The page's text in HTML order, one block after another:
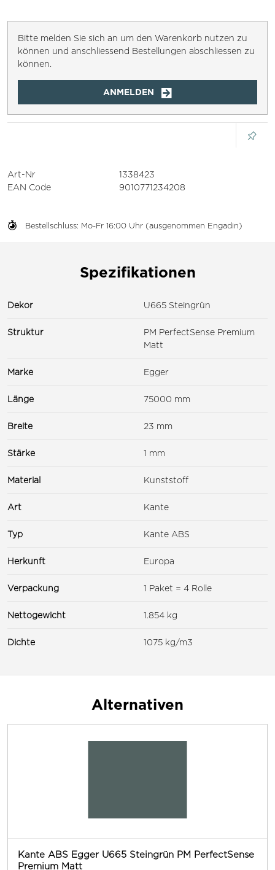
Bitte melden Sie sich an um den Warenkorb nutzen zu
können und anschliessend Bestellungen abschliessen zu
können.
ANMELDEN
Bestellschluss: Mo-Fr 16:00 Uhr (ausgenommen Engadin)
Art-Nr
1338423
EAN Code
9010771234208
Spezifikationen
Dekor U665 Steingrün
Struktur
PM PerfectSense Premium
Matt
Marke Egger
Länge 75000 mm
Breite 23 mm
Stärke 1 mm
Material Kunststoff
Art Kante
Typ Kante ABS
Herkunft Europa
Verpackung 1 Paket = 4 Rolle
Nettogewicht 1.854 kg
Dichte 1075 kg/m3
Alternativen
Kante ABS Egger U665 Steingrün PM PerfectSense
Premium Matt